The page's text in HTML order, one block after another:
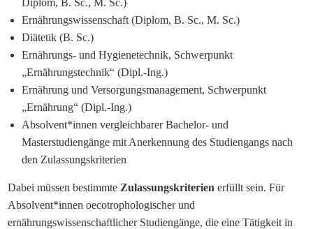
Diplom, B. Sc., M. Sc.)
Ernährungswissenschaft (Diplom, B. Sc., M. Sc.)
Diätetik (B. Sc.)
Ernährungs- und Hygienetechnik, Schwerpunkt
„Ernährungstechnik“ (Dipl.-Ing.)
Ernährung und Versorgungsmanagement, Schwerpunkt
„Ernährung“ (Dipl.-Ing.)
Absolvent*innen vergleichbarer Bachelor- und
Masterstudiengänge mit Anerkennung des Studiengangs nach
den Zulassungskriterien
Dabei müssen bestimmte Zulassungskriterien erfüllt sein. Für
Absolvent*innen oecotrophologischer und
ernährungswissenschaftlicher Studiengänge, die eine Tätigkeit in